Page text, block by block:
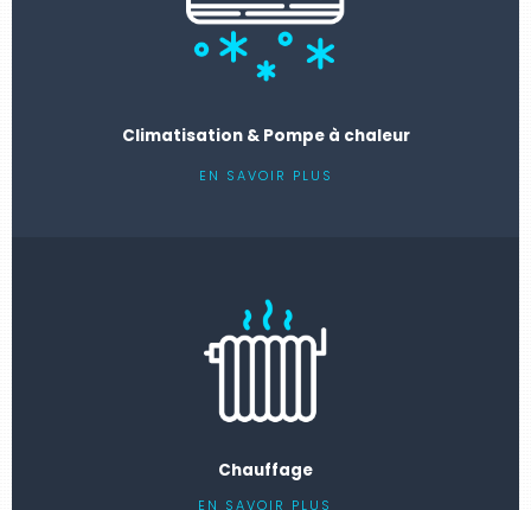
Climatisation & Pompe à chaleur
EN SAVOIR PLUS
Chauffage
EN SAVOIR PLUS